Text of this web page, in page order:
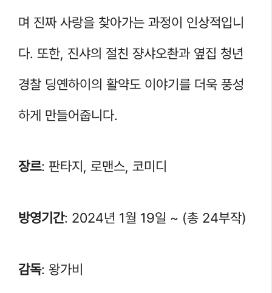
며 진짜 사랑을 찾아가는 과정이 인상적입니
다. 또한, 진샤의 절친 쟝샤오촨과 옆집 청년
경찰 딩옌하이의 활약도 이야기를 더욱 풍성
하게 만들어줍니다.
장르: 판타지, 로맨스, 코미디
방영기간: 2024년 1월 19일 ~ (총 24부작)
감독: 왕가비